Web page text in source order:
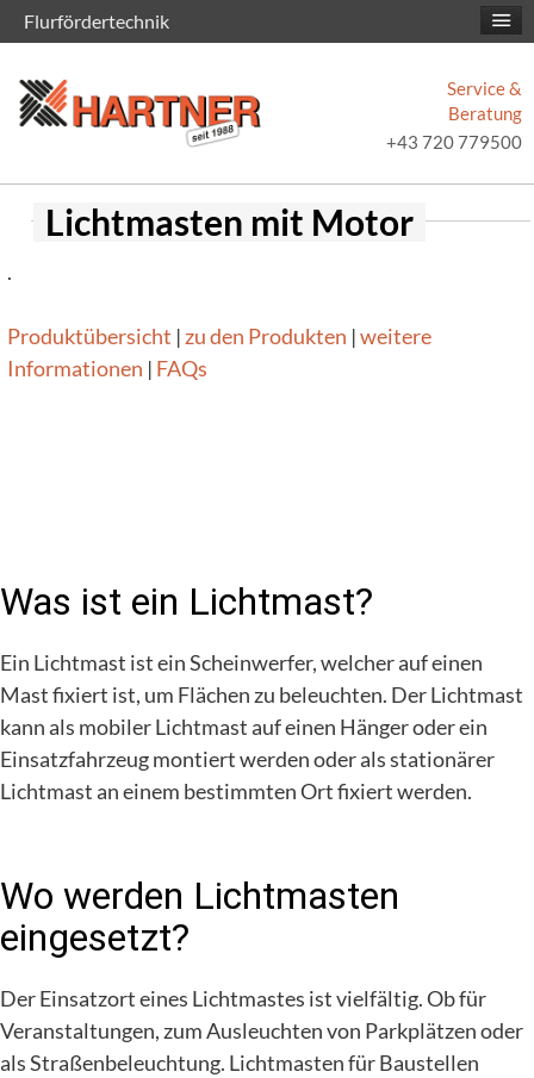
Service &
Beratung
+43 720 779500
Lichtmasten mit Motor
.
Produktübersicht | zu den Produkten |weitere
Informationen | FAQs
Was ist ein Lichtmast?
Ein Lichtmast ist ein Scheinwerfer, welcher auf einen
Mast fixiert ist, um Flächen zu beleuchten. Der Lichtmast
kann als mobiler Lichtmast auf einen Hänger oder ein
Einsatzfahrzeug montiert werden oder als stationärer
Lichtmast an einem bestimmten Ort fixiert werden.
Wo werden Lichtmasten
eingesetzt?
Der Einsatzort eines Lichtmastes ist vielfältig. Ob für
Veranstaltungen, zum Ausleuchten von Parkplätzen oder
als Straßenbeleuchtung. Lichtmasten für Baustellen
Flurfördertechnik